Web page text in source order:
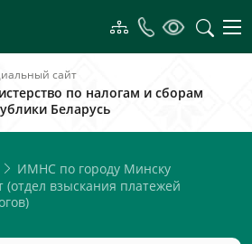
сайт
по налогам и сборам
Беларусь
ИМНС по городу Минску
взыскания платежей